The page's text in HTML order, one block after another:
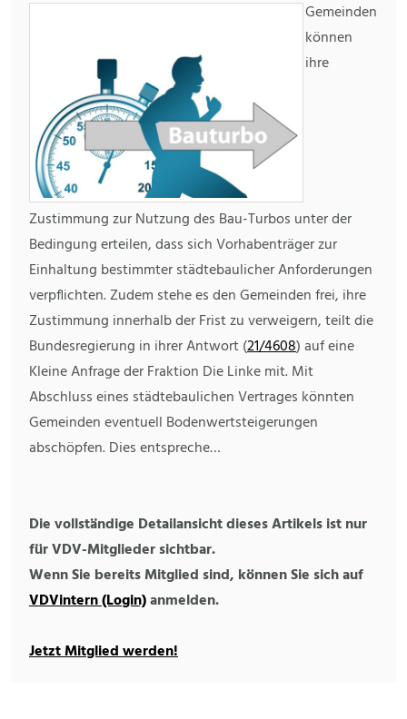
Gemeinden
können
ihre
Zustimmung zur Nutzung des Bau-Turbos unter der
Bedingung erteilen, dass sich Vorhabenträger zur
Einhaltung bestimmter städtebaulicher Anforderungen
verpflichten. Zudem stehe es den Gemeinden frei, ihre
Zustimmung innerhalb der Frist zu verweigern, teilt die
Bundesregierung in ihrer Antwort (21/4608) auf eine
Kleine Anfrage der Fraktion Die Linke mit. Mit
Abschluss eines städtebaulichen Vertrages könnten
Gemeinden eventuell Bodenwertsteigerungen
abschöpfen. Dies entspreche…
Die vollständige Detailansicht dieses Artikels ist nur
für VDV-Mitglieder sichtbar.
Wenn Sie bereits Mitglied sind, können Sie sich auf
VDVintern (Login)anmelden.
Jetzt Mitglied werden!